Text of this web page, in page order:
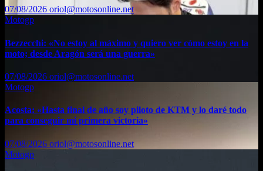
07/08/2026 oriol@motosonline.net
Motogp
Bezzecchi: «No estoy al máximo y quiero ver cómo estoy en la
moto; desde Aragón será una guerra»
07/08/2026 oriol@motosonline.net
Motogp
Acosta: «Hasta final de año soy piloto de KTM y lo daré todo
para conseguir mi primera victoria»
07/08/2026 oriol@motosonline.net
Motogp